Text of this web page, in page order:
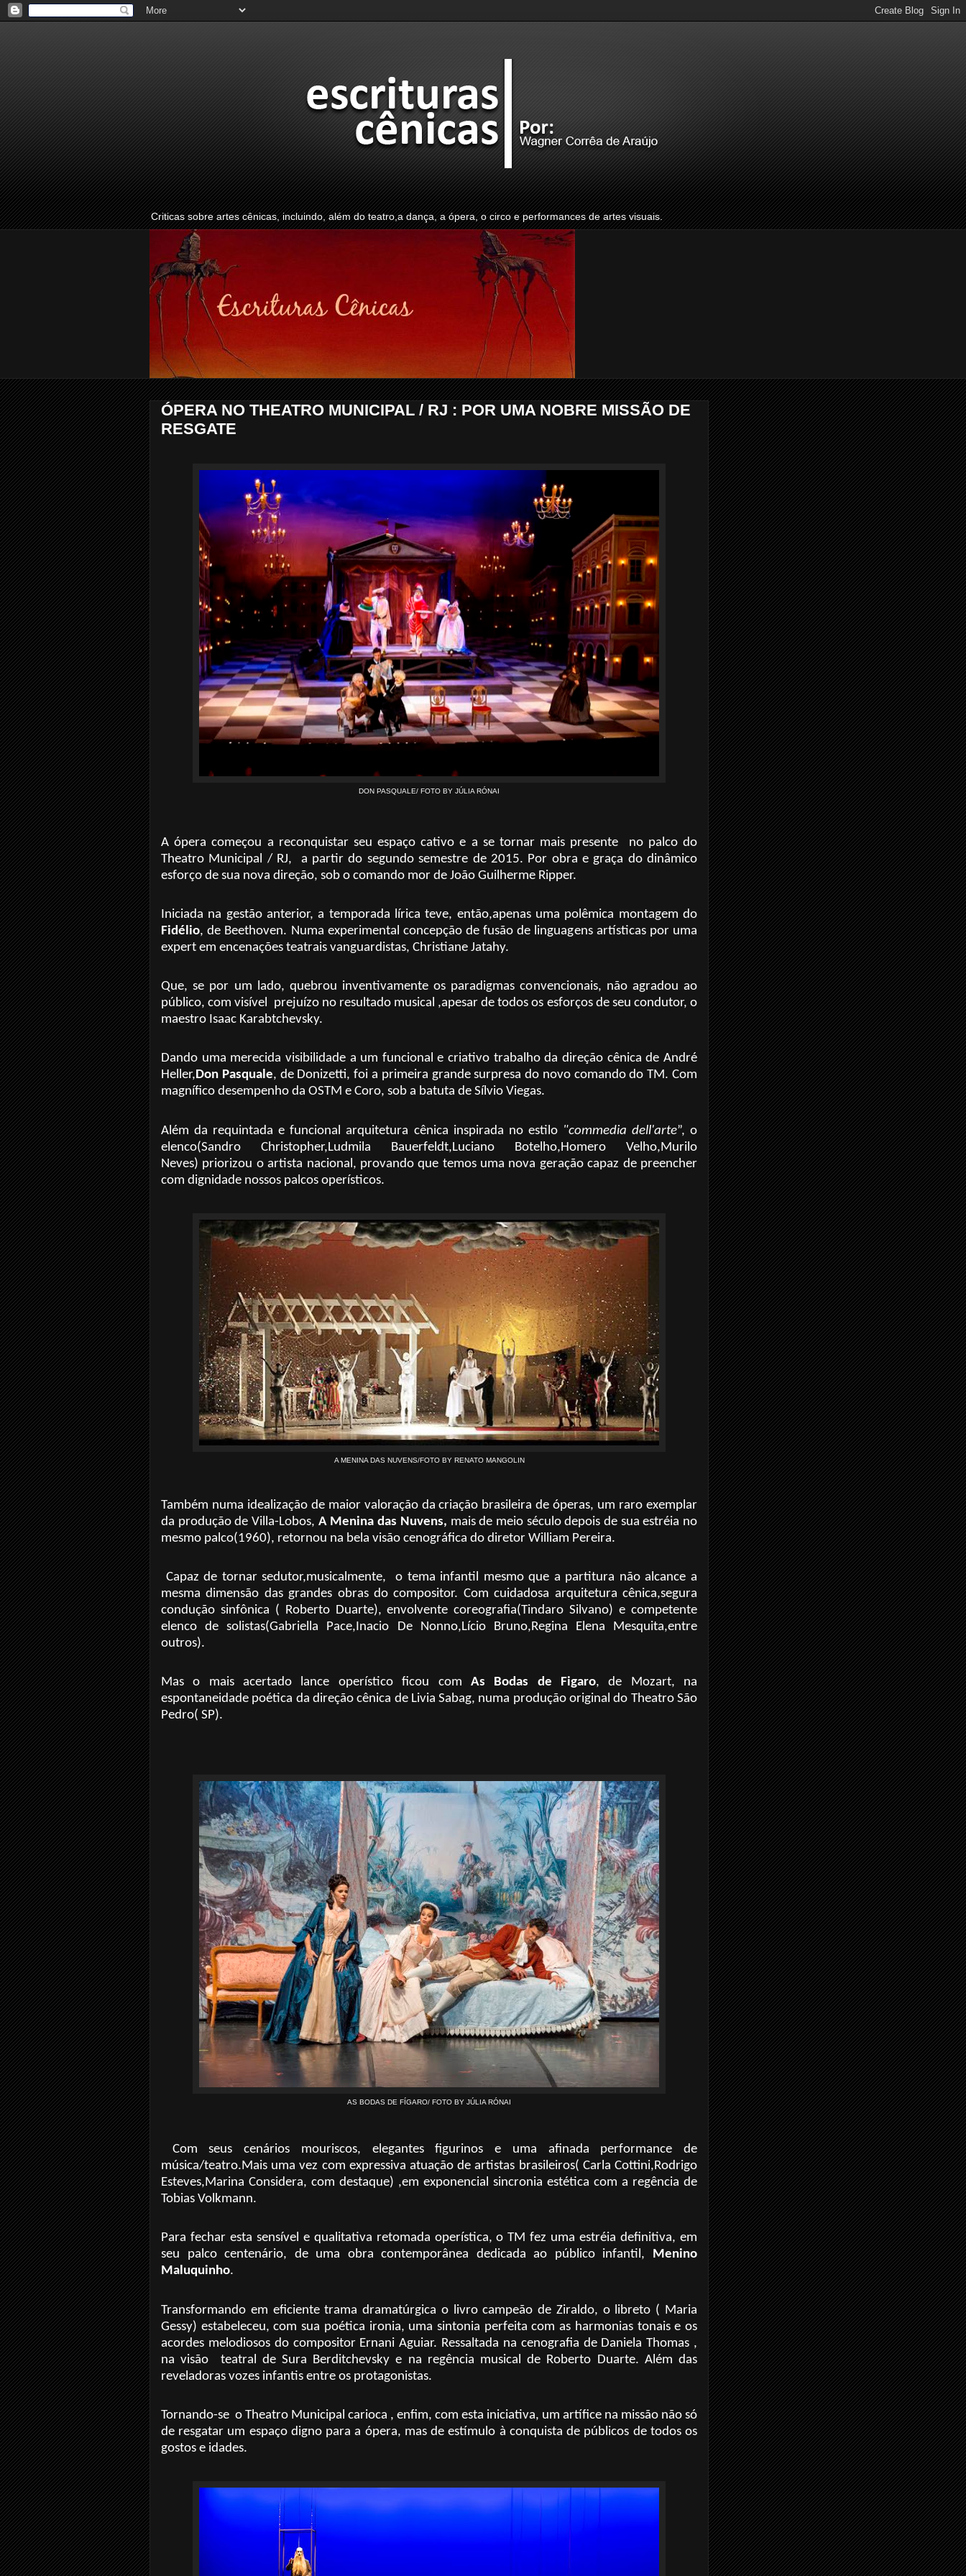
Criticas sobre artes cênicas, incluindo, além do teatro,a dança, a ópera, o circo e performances de artes visuais.
ÓPERA NO THEATRO MUNICIPAL / RJ : POR UMA NOBRE MISSÃO DE
RESGATE
DON PASQUALE/ FOTO BY JÚLIA RÓNAI
A ópera começou a reconquistar seu espaço cativo e a se tornar mais presente
no palco do
Theatro Municipal / RJ, a partir do segundo semestre de 2015. Por obra e graça do dinâmico
esforço de sua nova direção, sob o comando mor de João Guilherme Ripper.
Iniciada na gestão anterior, a temporada lírica teve, então,apenas uma polêmica montagem do
Fidélio, de Beethoven. Numa experimental concepção de fusão de linguagens artísticas por uma
expert em encenações teatrais vanguardistas, Christiane Jatahy.
Que, se por um lado, quebrou inventivamente os paradigmas convencionais, não agradou ao
público, com visível prejuízo no resultado musical ,apesar de todos os esforços de seu condutor, o
maestro Isaac Karabtchevsky.
Dando uma merecida visibilidade a um funcional e criativo trabalho da direção cênica de André
Heller,Don Pasquale, de Donizetti, foi a primeira grande surpresa do novo comando do TM. Com
magnífico desempenho da OSTM e Coro, sob a batuta de Sílvio Viegas.
Além da requintada e funcional arquitetura cênica inspirada no estilo "commedia dell'arte”, o
elenco(Sandro Christopher,Ludmila Bauerfeldt,Luciano Botelho,Homero Velho,Murilo
Neves) priorizou o artista nacional, provando que temos uma nova geração capaz de preencher
com dignidade nossos palcos operísticos.
A MENINA DAS NUVENS/FOTO BY RENATO MANGOLIN
Também numa idealização de maior valoração da criação brasileira de óperas, um raro exemplar
da produção de Villa-Lobos, A Menina das Nuvens, mais de meio século depois de sua estréia no
mesmo palco(1960), retornou na bela visão cenográfica do diretor William Pereira.
Capaz de tornar sedutor,musicalmente, o tema infantil mesmo que a partitura não alcance a
mesma dimensão das grandes obras do compositor. Com cuidadosa arquitetura cênica,segura
condução sinfônica ( Roberto Duarte), envolvente coreografia(Tindaro Silvano) e competente
elenco de solistas(Gabriella Pace,Inacio De Nonno,Lício Bruno,Regina Elena Mesquita,entre
outros).
Mas o mais acertado lance operístico ficou com As Bodas de Figaro, de Mozart, na
espontaneidade poética da direção cênica de Livia Sabag, numa produção original do Theatro São
Pedro( SP).
AS BODAS DE FÍGARO/ FOTO BY JÚLIA RÓNAI
Com seus cenários mouriscos, elegantes figurinos e uma afinada performance de
música/teatro.Mais uma vez com expressiva atuação de artistas brasileiros( Carla Cottini,Rodrigo
Esteves,Marina Considera, com destaque) ,em exponencial sincronia estética com a regência de
Tobias Volkmann.
Para fechar esta sensível e qualitativa retomada operística, o TM fez uma estréia definitiva, em
seu palco centenário, de uma obra contemporânea dedicada ao público infantil, Menino
Maluquinho.
Transformando em eficiente trama dramatúrgica o livro campeão de Ziraldo, o libreto ( Maria
Gessy) estabeleceu, com sua poética ironia, uma sintonia perfeita com as harmonias tonais e os
acordes melodiosos do compositor Ernani Aguiar. Ressaltada na cenografia de Daniela Thomas ,
na visão
teatral de Sura Berditchevsky e na regência musical de Roberto Duarte. Além das
reveladoras vozes infantis entre os protagonistas.
Tornando-se o Theatro Municipal carioca , enfim, com esta iniciativa, um artífice na missão não só
de resgatar um espaço digno para a ópera, mas de estímulo à conquista de públicos de todos os
gostos e idades.